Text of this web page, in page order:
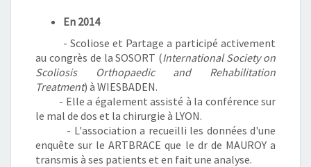
En 2014
- Scoliose et Partage a participé activement
au congrès de la SOSORT (International Society on
Scoliosis Orthopaedic and Rehabilitation
Treatment) à WIESBADEN.
- Elle a également assisté à la conférence sur
le mal de dos et la chirurgie à LYON.
- L'association a recueilli les données d'une
enquête sur le ARTBRACE que le dr de MAUROY a
transmis à ses patients et en fait une analyse.